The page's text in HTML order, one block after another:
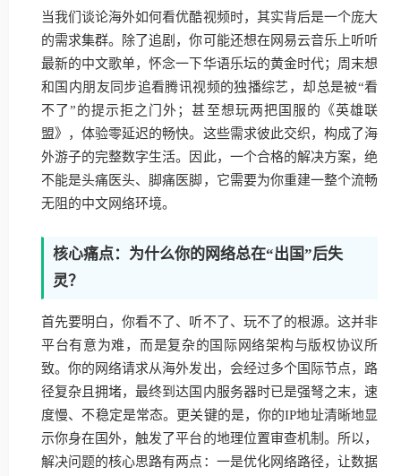
当我们谈论海外如何看优酷视频时，其实背后是一个庞大
的需求集群。除了追剧，你可能还想在网易云音乐上听听
最新的中文歌单，怀念一下华语乐坛的黄金时代；周末想
和国内朋友同步追看腾讯视频的独播综艺，却总是被“看
不了”的提示拒之门外；甚至想玩两把国服的《英雄联
盟》，体验零延迟的畅快。这些需求彼此交织，构成了海
外游子的完整数字生活。因此，一个合格的解决方案，绝
不能是头痛医头、脚痛医脚，它需要为你重建一整个流畅
无阻的中文网络环境。
核心痛点：为什么你的网络总在“出国”后失
灵？
首先要明白，你看不了、听不了、玩不了的根源。这并非
平台有意为难，而是复杂的国际网络架构与版权协议所
致。你的网络请求从海外发出，会经过多个国际节点，路
径复杂且拥堵，最终到达国内服务器时已是强弩之末，速
度慢、不稳定是常态。更关键的是，你的IP地址清晰地显
示你身在国外，触发了平台的地理位置审查机制。所以，
解决问题的核心思路有两点：一是优化网络路径，让数据